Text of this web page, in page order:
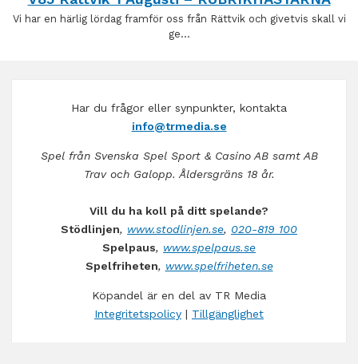
Vi har en härlig lördag framför oss från Rättvik och givetvis skall vi
ge…
Har du frågor eller synpunkter, kontakta
info@trmedia.se
Spel från Svenska Spel Sport & Casino AB samt AB
Trav och Galopp. Åldersgräns 18 år.
Vill du ha koll på ditt spelande?
Stödlinjen, www.stodlinjen.se, 020-819 100
Spelpaus, www.spelpaus.se
Spelfriheten, www.spelfriheten.se
Köpandel är en del av TR Media
Integritetspolicy | Tillgänglighet